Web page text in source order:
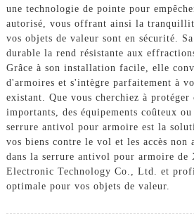
une technologie de pointe pour
autorisé, vous offrant ainsi la
vos objets de valeur sont en sécurité.
durable la rend résistante aux
Grâce à son installation facile, elle
d'armoires et s'intègre parfaitement à
existant. Que vous cherchiez à protéger
importants, des équipements coûteux
serrure antivol pour armoire est la
vos biens contre le vol et les accès non
dans la serrure antivol pour armoire de
Electronic Technology Co., Ltd. et
optimale pour vos objets de valeur.